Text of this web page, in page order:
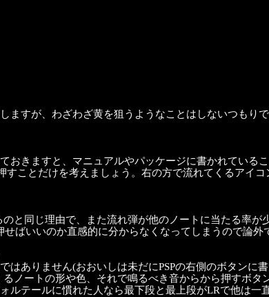
ますが、わざわざ黄を狙うようなことはしないつもりで
おきますと、マニュアルやパッケージに書かれている
ことだけを考えましょう。右の方で流れてくるアイコ
と同じ理由で、また流れ弾が他のノートに当たる率が
ばいいのか直感的に分からなくなってしまうので論外
はありません(おおいしは未だにPSPの右側のボタンに
ノートの形や色、それで鳴るべき音からから押すボタ
ルテールに慣れた人なら最下段と最上段がLRで他は一